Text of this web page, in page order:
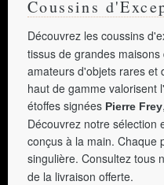
Coussins
Découvrez les coussins
tissus de grandes
amateurs d'objets rares et
haut de gamme valorisent
étoffes signées Pierre Frey,
Découvrez notre sélection
conçus à la main. Chaque
singulière. Consultez tous
de la livraison offerte.